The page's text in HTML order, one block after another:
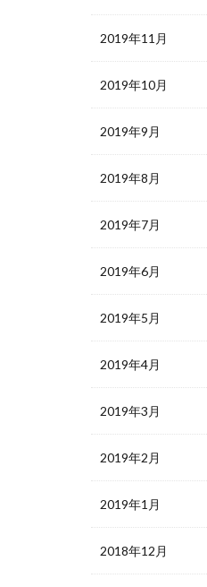
2019年11月
2019年10月
2019年9月
2019年8月
2019年7月
2019年6月
2019年5月
2019年4月
2019年3月
2019年2月
2019年1月
2018年12月